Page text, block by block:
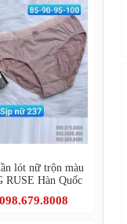
lót nữ trộn màu
RUSE Hàn Quốc